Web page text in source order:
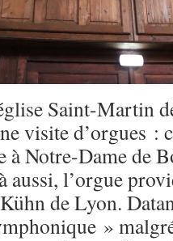
Saint-Martin
visite d’orgues :
à Notre-Dame de
aussi, l’orgue
de Lyon.
»